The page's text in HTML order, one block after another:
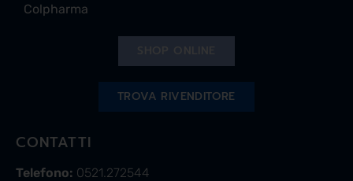
Colpharma
TROVA RIVENDITORE
CONTATTI
Telefono: 0521.272544